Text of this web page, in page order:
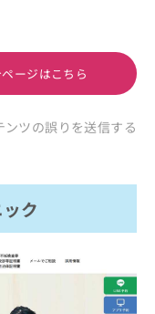
ージはこちら
ンツの誤りを送信する
ク